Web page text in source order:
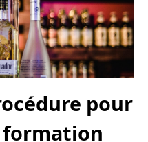
pour
formation